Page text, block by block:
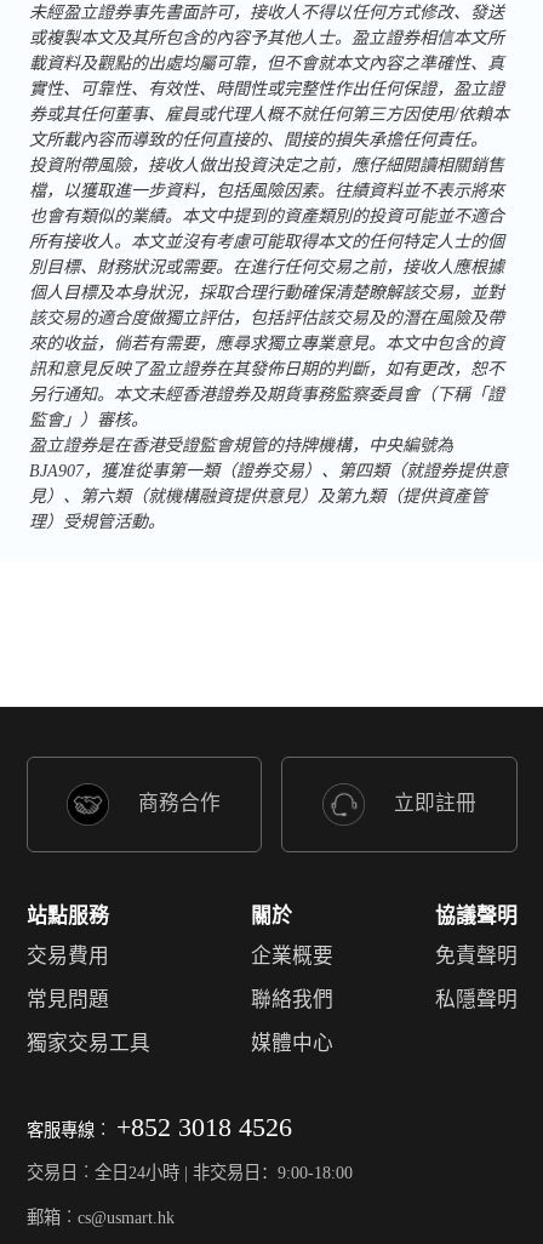
未經盈立證券事先書面許可，接收人不得以任何方式修改、發送
或複製本文及其所包含的內容予其他人士。盈立證券相信本文所
載資料及觀點的出處均屬可靠，但不會就本文內容之準確性、真
實性、可靠性、有效性、時間性或完整性作出任何保證，盈立證
券或其任何董事、雇員或代理人概不就任何第三方因使用/依賴本
文所載內容而導致的任何直接的、間接的損失承擔任何責任。
投資附帶風險，接收人做出投資決定之前，應仔細閱讀相關銷售
檔，以獲取進一步資料，包括風險因素。往績資料並不表示將來
也會有類似的業績。本文中提到的資產類別的投資可能並不適合
所有接收人。本文並沒有考慮可能取得本文的任何特定人士的個
別目標、財務狀況或需要。在進行任何交易之前，接收人應根據
個人目標及本身狀況，採取合理行動確保清楚瞭解該交易，並對
該交易的適合度做獨立評估，包括評估該交易及的潛在風險及帶
來的收益，倘若有需要，應尋求獨立專業意見。本文中包含的資
訊和意見反映了盈立證券在其發佈日期的判斷，如有更改，恕不
另行通知。本文未經香港證券及期貨事務監察委員會（下稱「證
監會」）審核。
盈立證券是在香港受證監會規管的持牌機構，中央編號為
BJA907，獲准從事第一類（證券交易）、第四類（就證券提供意
見）、第六類（就機構融資提供意見）及第九類（提供資產管
理）受規管活動。
商務合作 立即註冊
站點服務
交易費用
常見問題
獨家交易工具
關於
企業概要
聯絡我們
媒體中心
協議聲明
免責聲明
私隱聲明
客服專線︰ +852 3018 4526
交易日︰全日24小時 | 非交易日：9:00-18:00
郵箱︰cs@usmart.hk